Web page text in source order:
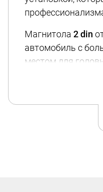
Магнитола 2 din
автомобиль с
местом для
Bluetooth.
это наличие
возможность